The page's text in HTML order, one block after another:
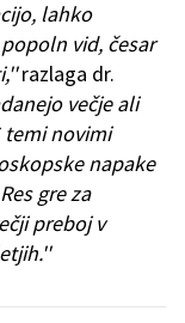
lahko
vid, česar
razlaga dr.
večje ali
temi novimi
napake
gre za
preboj v